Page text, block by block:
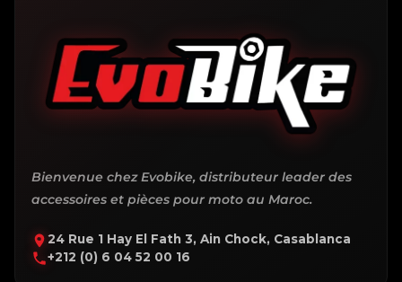
Bienvenue chez Evobike, distributeur leader des
accessoires et pièces pour moto au Maroc.
24 Rue 1 Hay El Fath 3, Ain Chock, Casablanca
+212 (0) 6 04 52 00 16